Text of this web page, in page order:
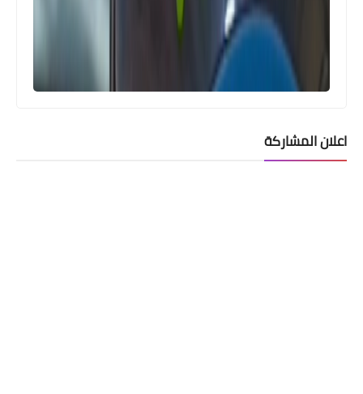
اعلان المشاركة